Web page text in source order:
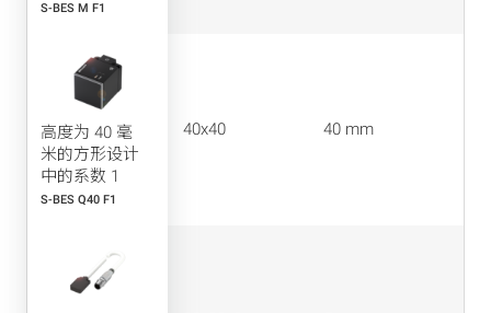
S-BES M F1
高度为 40 毫
米的方形设计
中的系数 1
S-BES Q40 F1
40x40 40 mm